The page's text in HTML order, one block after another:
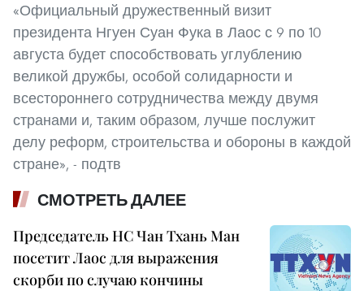
«Официальный дружественный визит
президента Нгуен Суан Фука в Лаос с 9 по 10
августа будет способствовать углублению
великой дружбы, особой солидарности и
всестороннего сотрудничества между двумя
странами и, таким образом, лучше послужит
делу реформ, строительства и обороны в каждой
стране», - подтв
СМОТРЕТЬ ДАЛЕЕ
Председатель НС Чан Тхань Ман
посетит Лаос для выражения
скорби по случаю кончины